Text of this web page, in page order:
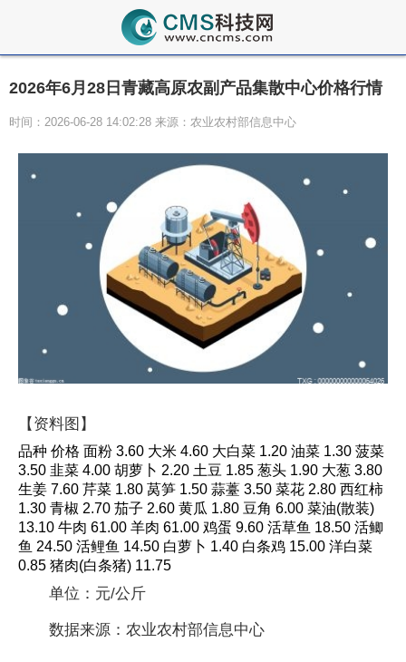
2026年6月28日青藏高原农副产品集散中心价格行情
时间：2026-06-28 14:02:28 来源：农业农村部信息中心
【资料图】
品种 价格 面粉 3.60 大米 4.60 大白菜 1.20 油菜 1.30 菠菜
3.50 韭菜 4.00 胡萝卜 2.20 土豆 1.85 葱头 1.90 大葱 3.80
生姜 7.60 芹菜 1.80 莴笋 1.50 蒜薹 3.50 菜花 2.80 西红柿
1.30 青椒 2.70 茄子 2.60 黄瓜 1.80 豆角 6.00 菜油(散装)
13.10 牛肉 61.00 羊肉 61.00 鸡蛋 9.60 活草鱼 18.50 活鲫
鱼 24.50 活鲤鱼 14.50 白萝卜 1.40 白条鸡 15.00 洋白菜
0.85 猪肉(白条猪) 11.75
单位：元/公斤
数据来源：农业农村部信息中心